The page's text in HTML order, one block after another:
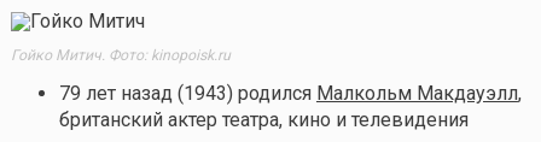
Гойко Митич. Фото: kinopoisk.ru
79 лет назад (1943) родился Малкольм Макдауэлл,
британский актер театра, кино и телевидения